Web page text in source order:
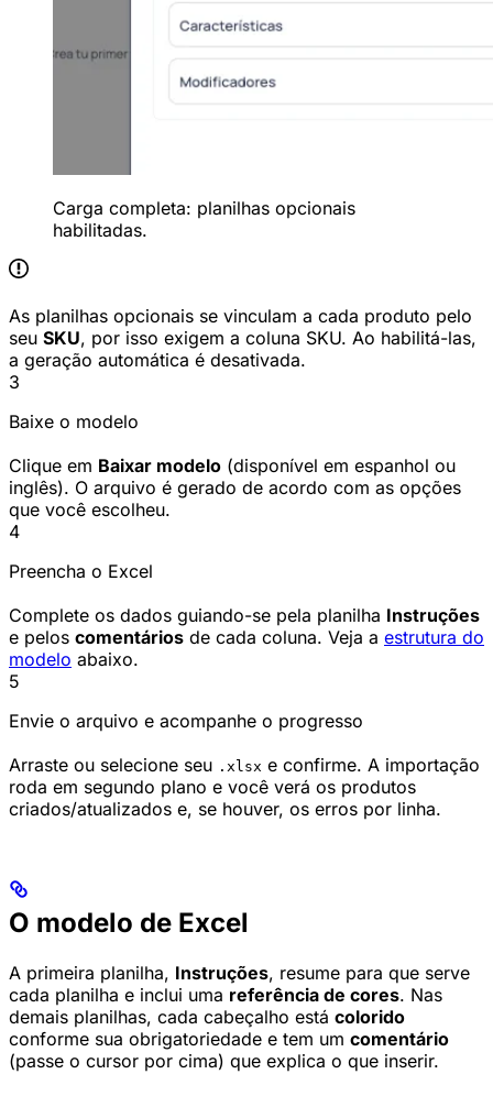
Carga completa: planilhas opcionais
habilitadas.
As planilhas opcionais se vinculam a cada produto pelo
seu SKU, por isso exigem a coluna SKU. Ao habilitá-las,
a geração automática é desativada.
3
Baixe o modelo
Clique em Baixar modelo (disponível em espanhol ou
inglês). O arquivo é gerado de acordo com as opções
que você escolheu.
4
Preencha o Excel
Complete os dados guiando-se pela planilha Instruções
e pelos comentários de cada coluna. Veja a estrutura do
modelo abaixo.
5
Envie o arquivo e acompanhe o progresso
Arraste ou selecione seu .xlsx e confirme. A importação
roda em segundo plano e você verá os produtos
criados/atualizados e, se houver, os erros por linha.
O modelo de Excel
A primeira planilha, Instruções, resume para que serve
cada planilha e inclui uma referência de cores. Nas
demais planilhas, cada cabeçalho está colorido
conforme sua obrigatoriedade e tem um comentário
(passe o cursor por cima) que explica o que inserir.